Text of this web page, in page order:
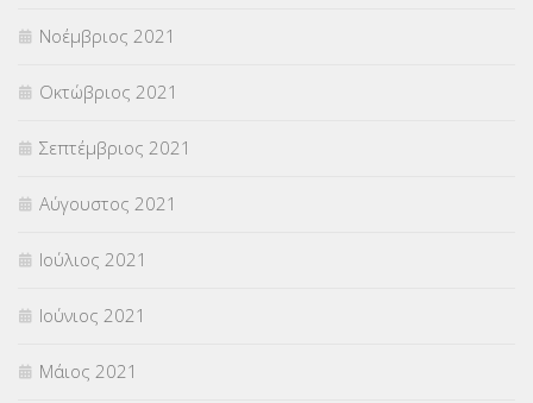
Νοέμβριος 2021
Οκτώβριος 2021
Σεπτέμβριος 2021
Αύγουστος 2021
Ιούλιος 2021
Ιούνιος 2021
Μάιος 2021